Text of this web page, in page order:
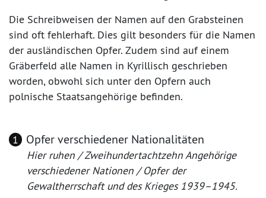
Die Schreibweisen der Namen auf den Grabsteinen
sind oft fehlerhaft. Dies gilt besonders für die Namen
der ausländischen Opfer. Zudem sind auf einem
Gräberfeld alle Namen in Kyrillisch geschrieben
worden, obwohl sich unter den Opfern auch
polnische Staatsangehörige befinden.
1 Opfer verschiedener Nationalitäten
Hier ruhen / Zweihundertachtzehn Angehörige
verschiedener Nationen / Opfer der
Gewaltherrschaft und des Krieges 1939–1945.